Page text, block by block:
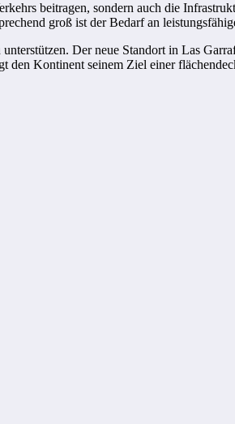
beitragen, sondern auch die
groß ist der Bedarf an
Der neue Standort in Las
Kontinent seinem Ziel einer